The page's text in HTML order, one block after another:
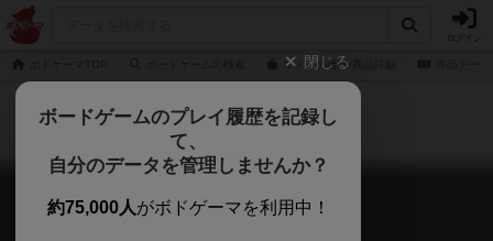
マメィの通販/商品詳細
マメィ
Mamey
閉じる
ボードゲームのプレイ履歴を記録し
て、
自分のデータを管理しませんか？
約75,000人がボドゲーマを利用中！